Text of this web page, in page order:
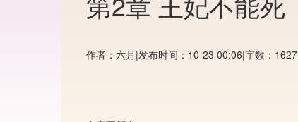
作者：六月 |发布时间：10-23 00:06|字数：1627